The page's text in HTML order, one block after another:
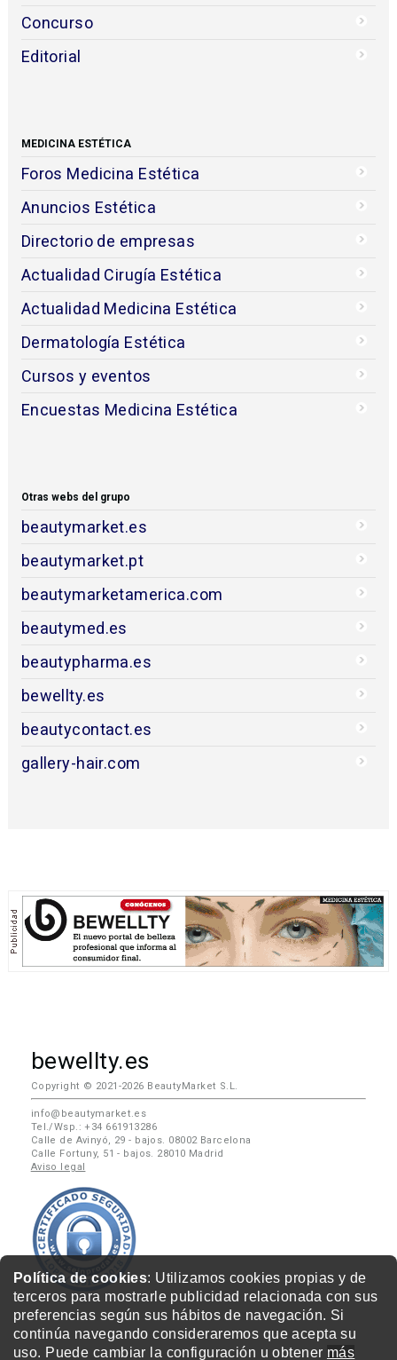
Política de cookies: Utilizamos cookies propias y de
terceros para mostrarle publicidad relacionada con sus
preferencias según sus hábitos de navegación. Si
continúa navegando consideraremos que acepta su
uso. Puede cambiar la configuración u obtener más
Concurso
Editorial
MEDICINA ESTÉTICA
Foros Medicina Estética
Anuncios Estética
Directorio de empresas
Actualidad Cirugía Estética
Actualidad Medicina Estética
Dermatología Estética
Cursos y eventos
Encuestas Medicina Estética
Otras webs del grupo
beautymarket.es
beautymarket.pt
beautymarketamerica.com
beautymed.es
beautypharma.es
bewellty.es
beautycontact.es
gallery-hair.com
bewellty.es
Copyright © 2021-2026 BeautyMarket S.L.
info@beautymarket.es
Tel./Wsp.: +34 661913286
Calle de Avinyó, 29 - bajos. 08002 Barcelona
Calle Fortuny, 51 - bajos. 28010 Madrid
Aviso legal